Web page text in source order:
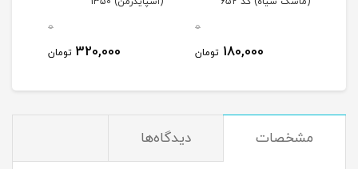
0
180,000 تومان
0
320,000 تومان
مشخصات دیدگاه‌ها